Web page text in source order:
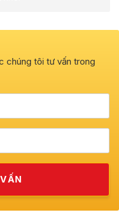
chúng tôi tư vấn trong